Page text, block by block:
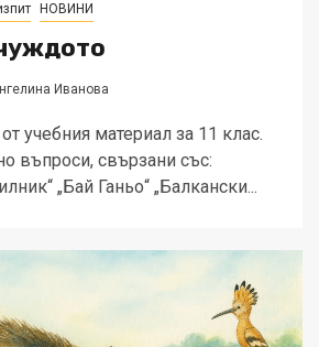
НОВИНИ
Иванова
учебния материал за 11 клас.
въпроси, свързани със:
„Бай Ганьо“ „Балкански...